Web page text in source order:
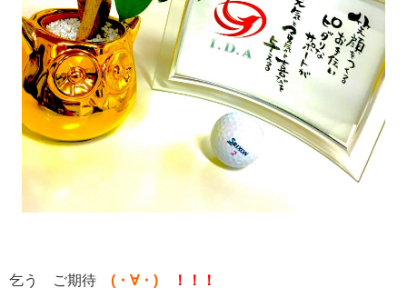
乞う ご期待 (・∀・) ！！！